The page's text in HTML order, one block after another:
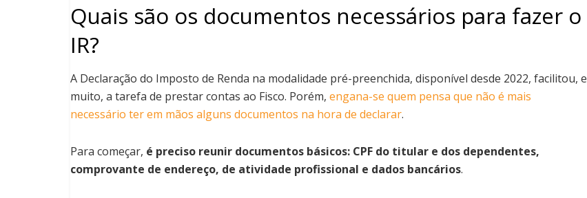
Quais são os documentos necessários para fazer o
IR?
A Declaração do Imposto de Renda na modalidade pré-preenchida, disponível desde 2022, facilitou, e
muito, a tarefa de prestar contas ao Fisco. Porém, engana-se quem pensa que não é mais
necessário ter em mãos alguns documentos na hora de declarar.
Para começar, é preciso reunir documentos básicos: CPF do titular e dos dependentes,
comprovante de endereço, de atividade profissional e dados bancários.